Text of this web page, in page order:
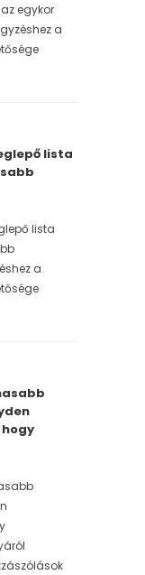
egykor
a
lista
lista
a